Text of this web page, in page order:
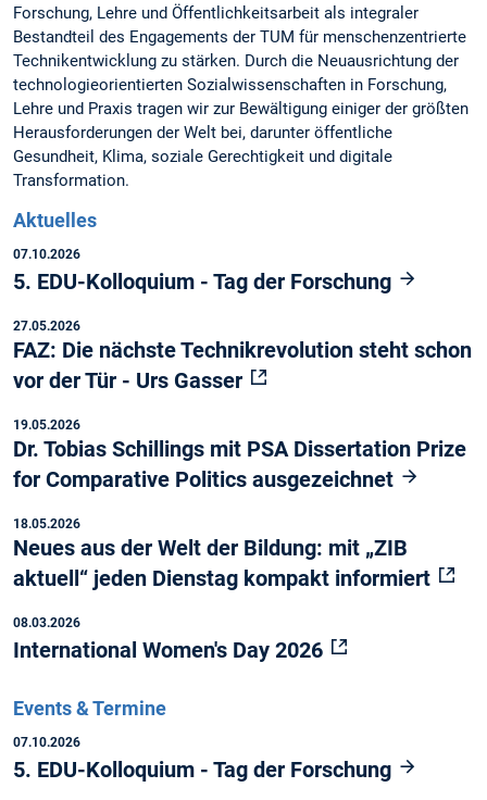
Forschung, Lehre und Öffentlichkeitsarbeit als integraler
Bestandteil des Engagements der TUM für menschenzentrierte
Technikentwicklung zu stärken. Durch die Neuausrichtung der
technologieorientierten Sozialwissenschaften in Forschung,
Lehre und Praxis tragen wir zur Bewältigung einiger der größten
Herausforderungen der Welt bei, darunter öffentliche
Gesundheit, Klima, soziale Gerechtigkeit und digitale
Transformation.
Aktuelles
07.10.2026
5. EDU-Kolloquium - Tag der Forschung
27.05.2026
FAZ: Die nächste Technikrevolution steht schon
vor der Tür - Urs Gasser
19.05.2026
Dr. Tobias Schillings mit PSA Dissertation Prize
for Comparative Politics ausgezeichnet
18.05.2026
Neues aus der Welt der Bildung: mit „ZIB
aktuell“ jeden Dienstag kompakt informiert
08.03.2026
International Women's Day 2026
Events & Termine
07.10.2026
5. EDU-Kolloquium - Tag der Forschung